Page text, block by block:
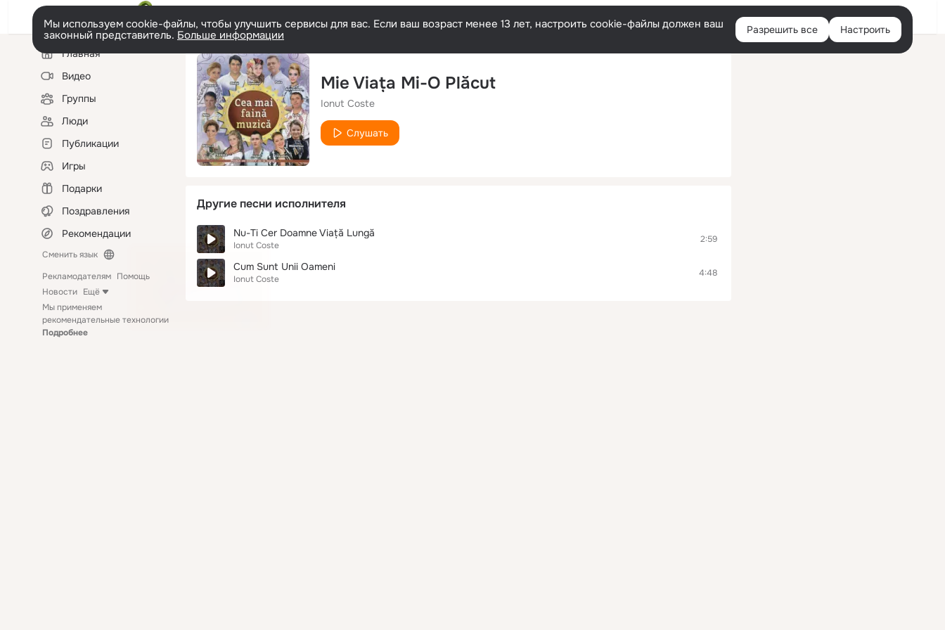
Войти
Мы используем cookie-файлы, чтобы улучшить сервисы для вас. Если ваш возраст менее 13 лет, настроить cookie-файлы должен ваш
законный представитель. Больше информации Разрешить все Настроить
Левая
колонкаГлавная
Видео
Группы
Люди
Публикации
Игры
Подарки
Поздравления
Рекомендации
Сменить язык
Рекламодателям Помощь
Новости Ещё
Мы применяем
рекомендательные технологии
Подробнее
Mie Viața Mi-O Plăcut
Ionut Coste
Слушать
Другие песни исполнителя
Nu-Ti Cer Doamne Viață Lungă
Ionut Coste
2:59
Cum Sunt Unii Oameni
Ionut Coste
4:48